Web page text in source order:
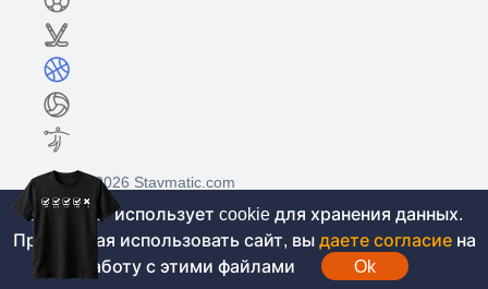
©2017-2026 Stavmatic.com
Для лиц старше 18 лет. На сайте не
проводятся игры на денежные средства, вся
Этот сайт использует cookie для хранения данных.
Продолжая использовать сайт, вы даете согласие на
работу с этими файлами
Ok